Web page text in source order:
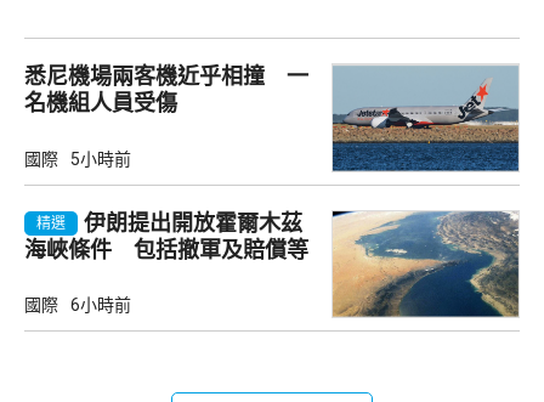
悉尼機場兩客機近乎相撞 一
名機組人員受傷
國際 5小時前
精選
伊朗提出開放霍爾木茲
海峽條件 包括撤軍及賠償等
國際 6小時前